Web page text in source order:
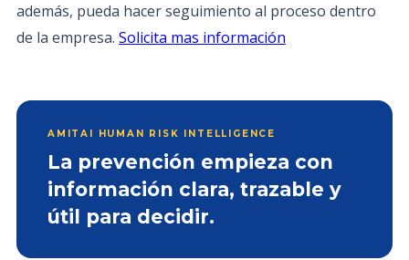
además, pueda hacer seguimiento al proceso dentro
de la empresa. Solicita mas información
AMITAI HUMAN RISK INTELLIGENCE
La prevención empieza con
información clara, trazable y
útil para decidir.